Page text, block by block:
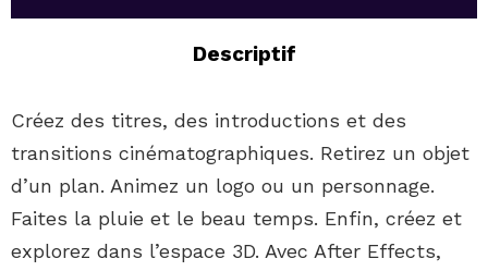
Descriptif
Créez des titres, des introductions et des
transitions cinématographiques. Retirez un objet
d’un plan. Animez un logo ou un personnage.
Faites la pluie et le beau temps. Enfin, créez et
explorez dans l’espace 3D. Avec After Effects,